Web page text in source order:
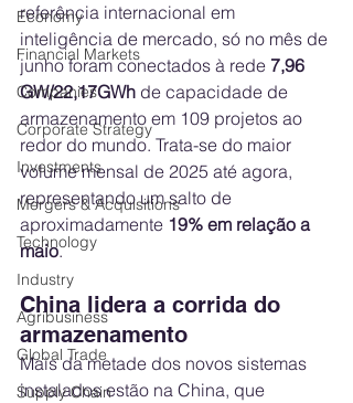
Economy
Financial Markets
Companies
Corporate Strategy
Investments
Mergers & Acquisitions
Technology
Industry
Agribusiness
Global Trade
Supply Chain
referência internacional em
inteligência de mercado, só no mês de
junho foram conectados à rede 7,96
GW/22,17GWh de capacidade de
armazenamento em 109 projetos ao
redor do mundo. Trata-se do maior
volume mensal de 2025 até agora,
representando um salto de
aproximadamente 19% em relação a
maio.
China lidera a corrida do
armazenamento
Mais da metade dos novos sistemas
instalados estão na China, que